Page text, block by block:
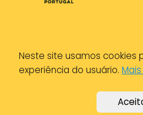
Política de Privacidade
Política de Cookies
Neste site usamos cookies
experiência do usuário.